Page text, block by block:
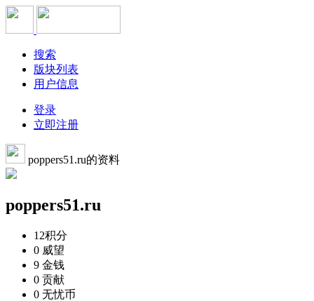
搜索
版块列表
用户信息
登录
立即注册
poppers51.ru的资料
poppers51.ru
12积分
0 威望
9 金钱
0 贡献
0 无忧币